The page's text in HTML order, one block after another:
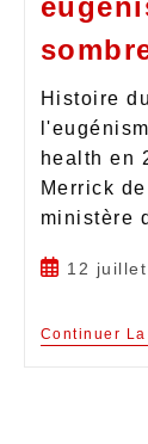
Histoire
health en
Merrick
ministère
12 juillet
Continuer